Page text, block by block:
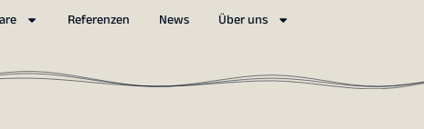
Referenzen News Über uns